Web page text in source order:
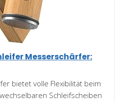
Messerschärfer:
bietet volle Flexibilität beim
Schleifscheiben